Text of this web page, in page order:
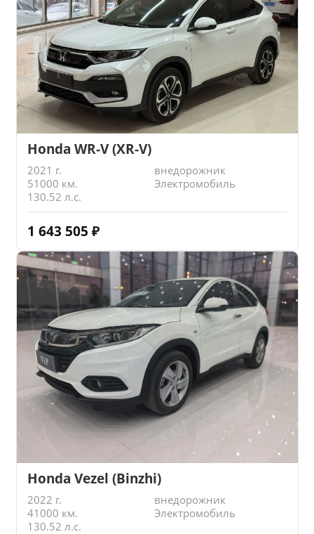
Honda WR-V (XR-V)
2021 г.
внедорожник
51000 км.
Электромобиль
130.52 л.с.
1 643 505 ₽
Honda Vezel (Binzhi)
2022 г.
внедорожник
41000 км.
Электромобиль
130.52 л.с.